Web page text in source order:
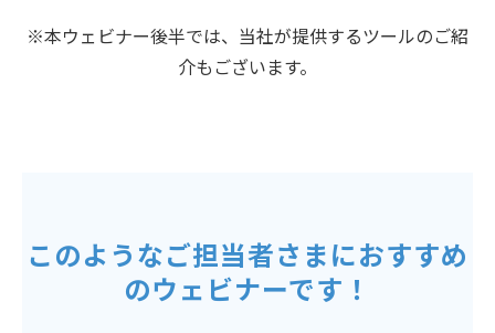
※本ウェビナー後半では、当社が提供するツールのご紹
介もございます。
このようなご担当者さまにおすすめ
のウェビナーです！